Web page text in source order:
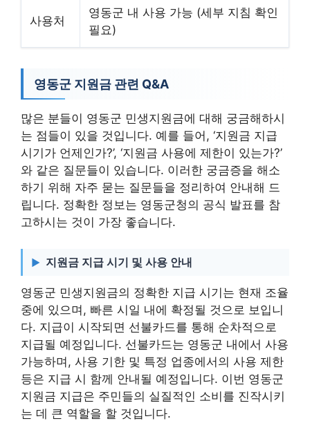
사용처
영동군 내 사용 가능 (세부 지침 확인
필요)
영동군 지원금 관련 Q&A
많은 분들이 영동군 민생지원금에 대해 궁금해하시
는 점들이 있을 것입니다. 예를 들어, ‘지원금 지급
시기가 언제인가?’, ‘지원금 사용에 제한이 있는가?’
와 같은 질문들이 있습니다. 이러한 궁금증을 해소
하기 위해 자주 묻는 질문들을 정리하여 안내해 드
립니다. 정확한 정보는 영동군청의 공식 발표를 참
고하시는 것이 가장 좋습니다.
지원금 지급 시기 및 사용 안내
영동군 민생지원금의 정확한 지급 시기는 현재 조율
중에 있으며, 빠른 시일 내에 확정될 것으로 보입니
다. 지급이 시작되면 선불카드를 통해 순차적으로
지급될 예정입니다. 선불카드는 영동군 내에서 사용
가능하며, 사용 기한 및 특정 업종에서의 사용 제한
등은 지급 시 함께 안내될 예정입니다. 이번 영동군
지원금 지급은 주민들의 실질적인 소비를 진작시키
는 데 큰 역할을 할 것입니다.